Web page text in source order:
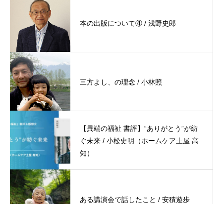
本の出版について④ / 浅野史郎
三方よし、の理念 / 小林照
【異端の福祉 書評】“ありがとう”が紡
ぐ未来 / 小松史明（ホームケア土屋 高
知）
ある講演会で話したこと / 安積遊歩